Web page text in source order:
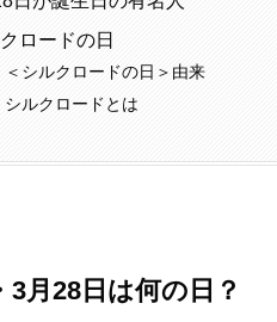
ロードの日
＜シルクロードの日＞由来
シルクロードとは
3月28日は何の日？